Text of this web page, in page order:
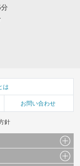
は
お問い合わせ
針
像データ等）及びこれらの配